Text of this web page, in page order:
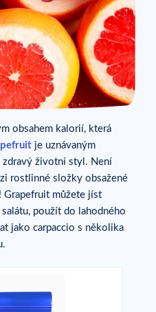
obsahem kalorií, která
je uznávaným
životní styl. Není
rostlinné složky obsažené
! Grapefruit můžete jíst
použít do lahodného
jako carpaccio s několika